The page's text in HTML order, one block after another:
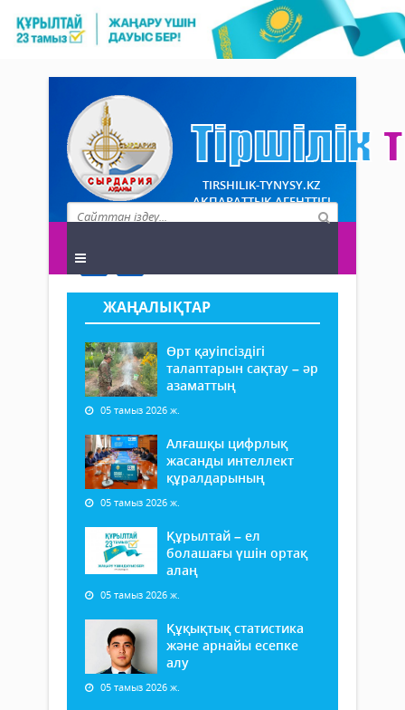
TIRSHILIK-TYNYSY.KZ
АҚПАРАТТЫҚ АГЕНТТІГІ
ЖАҢАЛЫҚТАР
Өрт қауіпсіздігі
талаптарын сақтау – әр
азаматтың
05 тамыз 2026 ж.
Алғашқы цифрлық
жасанды интеллект
құралдарының
05 тамыз 2026 ж.
Құрылтай – ел
болашағы үшін ортақ
алаң
05 тамыз 2026 ж.
Құқықтық статистика
және арнайы есепке
алу
05 тамыз 2026 ж.